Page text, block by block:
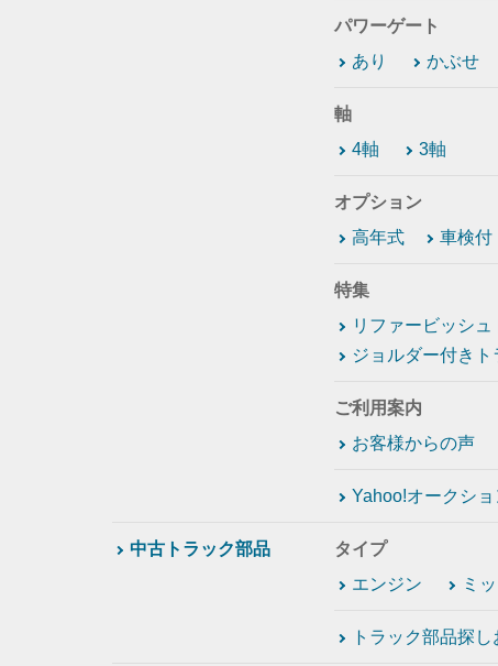
パワーゲート
あり
かぶせ
軸
4軸
3軸
オプション
高年式
車検付
特集
リファービッシュ
ジョルダー付きト
ご利用案内
お客様からの声
Yahoo!オークシ
中古トラック部品
タイプ
エンジン
ミ
トラック部品探